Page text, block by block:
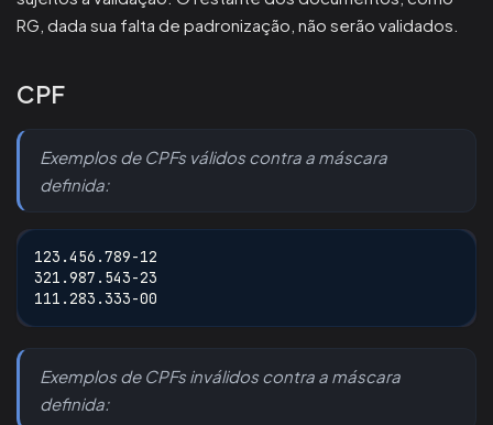
RG, dada sua falta de padronização, não serão validados.
CPF
Exemplos de CPFs válidos contra a máscara
definida:
123.456.789-12
321.987.543-23
111.283.333-00
Exemplos de CPFs inválidos contra a máscara
definida: